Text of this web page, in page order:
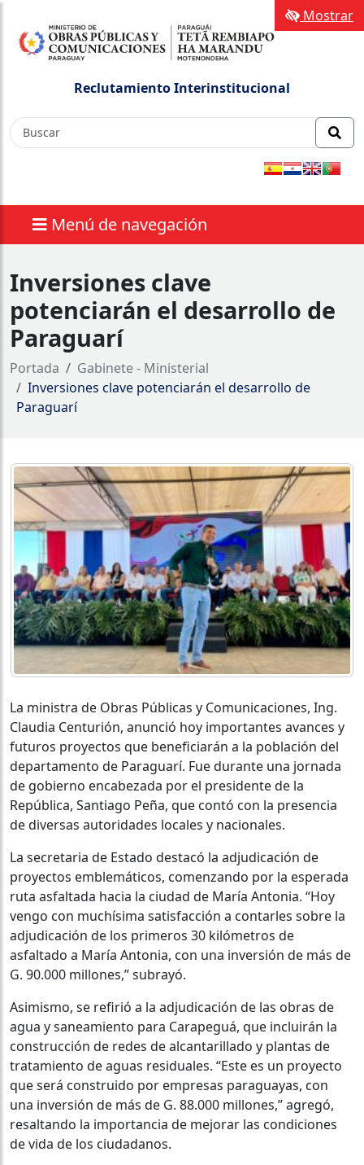
Reclutamiento Interinstitucional
Menú de navegación
Mostrar
Inversiones clave
potenciarán el desarrollo de
Paraguarí
Portada
Gabinete - Ministerial
Inversiones clave potenciarán el desarrollo de
Paraguarí
La ministra de Obras Públicas y Comunicaciones, Ing.
Claudia Centurión, anunció hoy importantes avances y
futuros proyectos que beneficiarán a la población del
departamento de Paraguarí. Fue durante una jornada
de gobierno encabezada por el presidente de la
República, Santiago Peña, que contó con la presencia
de diversas autoridades locales y nacionales.
La secretaria de Estado destacó la adjudicación de
proyectos emblemáticos, comenzando por la esperada
ruta asfaltada hacia la ciudad de María Antonia. “Hoy
vengo con muchísima satisfacción a contarles sobre la
adjudicación de los primeros 30 kilómetros de
asfaltado a María Antonia, con una inversión de más de
G. 90.000 millones,” subrayó.
Asimismo, se refirió a la adjudicación de las obras de
agua y saneamiento para Carapeguá, que incluirán la
construcción de redes de alcantarillado y plantas de
tratamiento de aguas residuales. “Este es un proyecto
que será construido por empresas paraguayas, con
una inversión de más de G. 88.000 millones,” agregó,
resaltando la importancia de mejorar las condiciones
de vida de los ciudadanos.